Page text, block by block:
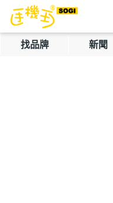
找品牌 新聞